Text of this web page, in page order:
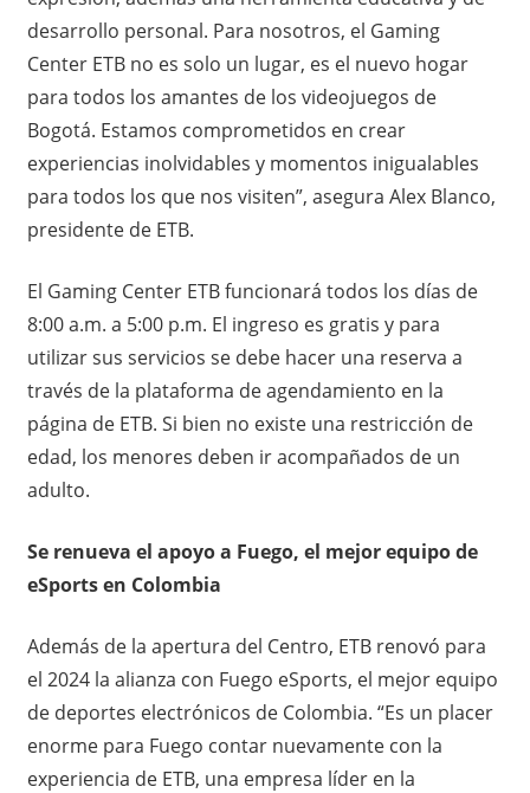
desarrollo personal. Para nosotros, el Gaming
Center ETB no es solo un lugar, es el nuevo hogar
para todos los amantes de los videojuegos de
Bogotá. Estamos comprometidos en crear
experiencias inolvidables y momentos inigualables
para todos los que nos visiten”, asegura Alex Blanco,
presidente de ETB.
El Gaming Center ETB funcionará todos los días de
8:00 a.m. a 5:00 p.m. El ingreso es gratis y para
utilizar sus servicios se debe hacer una reserva a
través de la plataforma de agendamiento en la
página de ETB. Si bien no existe una restricción de
edad, los menores deben ir acompañados de un
adulto.
Se renueva el apoyo a Fuego, el mejor equipo de
eSports en Colombia
Además de la apertura del Centro, ETB renovó para
el 2024 la alianza con Fuego eSports, el mejor equipo
de deportes electrónicos de Colombia. “Es un placer
enorme para Fuego contar nuevamente con la
experiencia de ETB, una empresa líder en la